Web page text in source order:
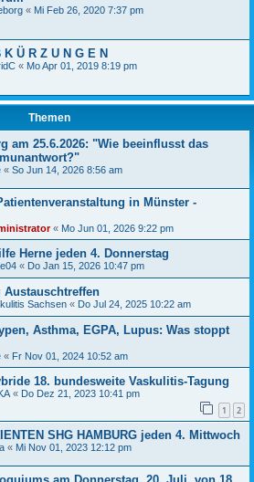
« Mi Feb 26, 2020 7:37 pm
Ü R Z U N G E N
« Mo Apr 01, 2019 8:19 pm
Themen
am 25.6.2026: "Wie beeinflusst das
« So Jun 14, 2026 8:56 am
in Münster -
« Mo Jun 01, 2026 9:22 pm
Herne jeden 4. Donnerstag
« Do Jan 15, 2026 10:47 pm
Austauschtreffen
Sachsen « Do Jul 24, 2025 10:22 am
Asthma, EGPA, Lupus: Was stoppt
« Fr Nov 01, 2024 10:52 am
18. bundesweite Vaskulitis-Tagung
« Do Dez 21, 2023 10:41 pm
1 2
SHG HAMBURG jeden 4. Mittwoch
« Mi Nov 01, 2023 12:12 pm